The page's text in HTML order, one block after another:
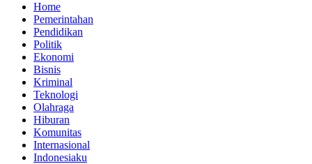
Home
Pemerintahan
Pendidikan
Politik
Ekonomi
Bisnis
Kriminal
Teknologi
Olahraga
Hiburan
Komunitas
Internasional
Indonesiaku